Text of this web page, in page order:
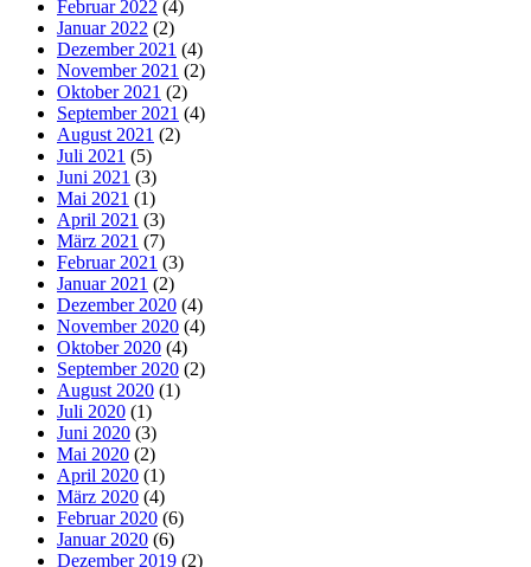
Februar 2022 (4)
Januar 2022 (2)
Dezember 2021 (4)
November 2021 (2)
Oktober 2021 (2)
September 2021 (4)
August 2021 (2)
Juli 2021 (5)
Juni 2021 (3)
Mai 2021 (1)
April 2021 (3)
März 2021 (7)
Februar 2021 (3)
Januar 2021 (2)
Dezember 2020 (4)
November 2020 (4)
Oktober 2020 (4)
September 2020 (2)
August 2020 (1)
Juli 2020 (1)
Juni 2020 (3)
Mai 2020 (2)
April 2020 (1)
März 2020 (4)
Februar 2020 (6)
Januar 2020 (6)
Dezember 2019 (2)